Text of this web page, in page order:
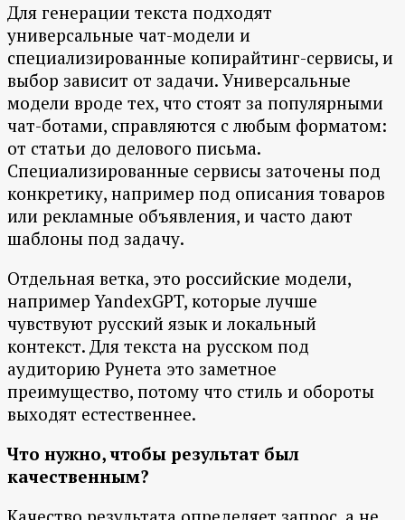
Для генерации текста подходят
универсальные чат-модели и
специализированные копирайтинг-сервисы, и
выбор зависит от задачи. Универсальные
модели вроде тех, что стоят за популярными
чат-ботами, справляются с любым форматом:
от статьи до делового письма.
Специализированные сервисы заточены под
конкретику, например под описания товаров
или рекламные объявления, и часто дают
шаблоны под задачу.
Отдельная ветка, это российские модели,
например YandexGPT, которые лучше
чувствуют русский язык и локальный
контекст. Для текста на русском под
аудиторию Рунета это заметное
преимущество, потому что стиль и обороты
выходят естественнее.
Что нужно, чтобы результат был
качественным?